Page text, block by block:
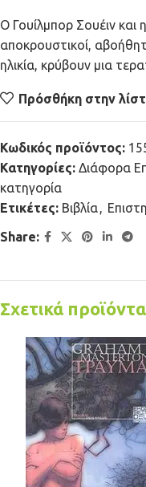
Ο Γουίλμπορ Σουέιν και
αποκρουστικοί,
ηλικία, κρύβουν μια
Πρόσθήκη στην
Κωδικός προϊόντος:
Κατηγορίες: Διάφορα
κατηγορία
Ετικέτες: Βιβλία,
Share:
Σχετικά προϊόντα